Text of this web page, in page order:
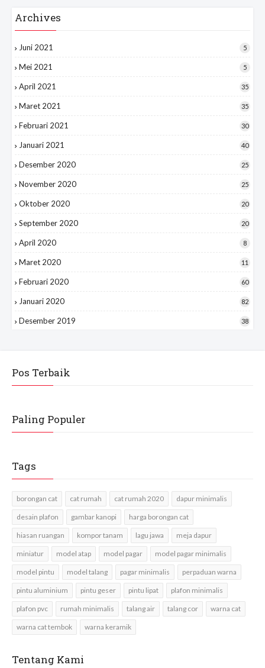
Archives
Juni 2021 5
Mei 2021 5
April 2021 35
Maret 2021 35
Februari 2021 30
Januari 2021 40
Desember 2020 25
November 2020 25
Oktober 2020 20
September 2020 20
April 2020 8
Maret 2020 11
Februari 2020 60
Januari 2020 82
Desember 2019 38
Pos Terbaik
Paling Populer
Tags
borongan cat cat rumah cat rumah 2020 dapur minimalis
desain plafon gambar kanopi harga borongan cat
hiasan ruangan kompor tanam lagu jawa meja dapur
miniatur model atap model pagar model pagar minimalis
model pintu model talang pagar minimalis perpaduan warna
pintu aluminium pintu geser pintu lipat plafon minimalis
plafon pvc rumah minimalis talang air talang cor warna cat
warna cat tembok warna keramik
Tentang Kami